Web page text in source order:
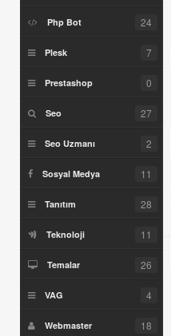
Php Bot 24
Plesk 7
Prestashop 0
Seo 27
Seo Uzmanı 2
Sosyal Medya 11
Tanıtım 28
Teknoloji 11
Temalar 26
VAG 4
Webmaster 18